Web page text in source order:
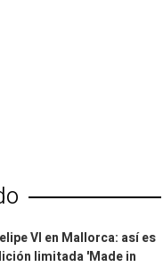
VI en Mallorca: así es
limitada 'Made in